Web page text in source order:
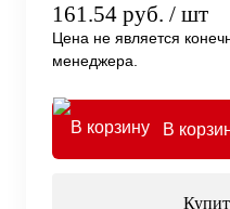
161.54 руб. / шт
Цена не является
менеджера.
В